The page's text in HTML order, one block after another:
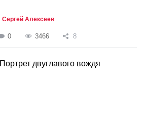
Сергей Алексеев
0 3466 8
Портрет двуглавого вождя